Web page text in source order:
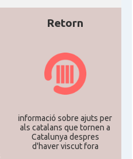
Retorn
informació sobre ajuts per
als catalans que tornen a
Catalunya despres
d'haver viscut fora